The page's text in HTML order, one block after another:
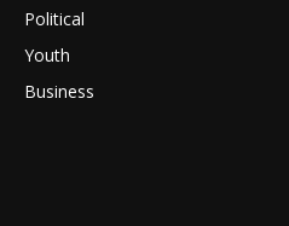
Political
Youth
Business